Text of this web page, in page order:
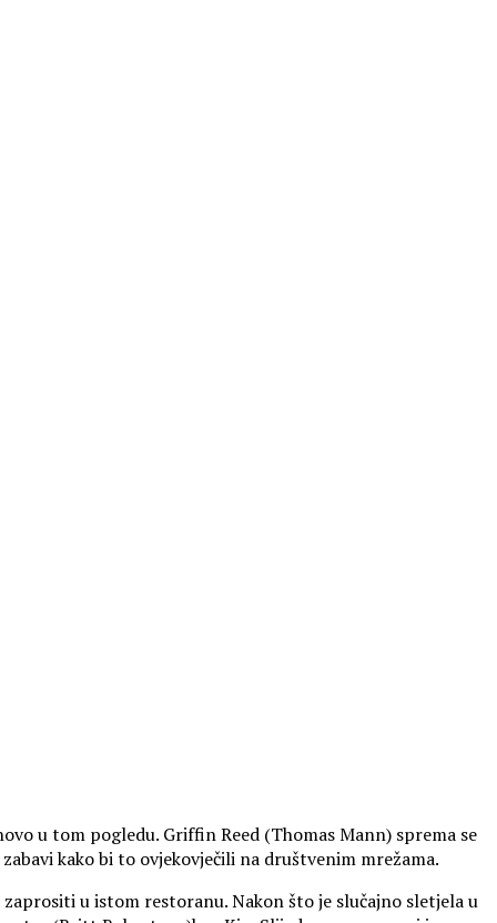
u tom pogledu. Griffin Reed (Thomas Mann) sprema se
kako bi to ovjekovječili na društvenim mrežama.
zaprositi u istom restoranu. Nakon što je slučajno sletjela u